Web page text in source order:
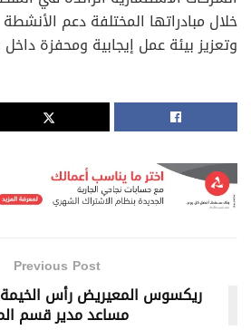
خلال مبادراتها المختلفة دعم الأنشطة
وتعزيز بيئة عمل إيجابية ومحفزة
Previous Post
ريكسوس المعيريض رأس الخيمة
مساعد مدير قسم